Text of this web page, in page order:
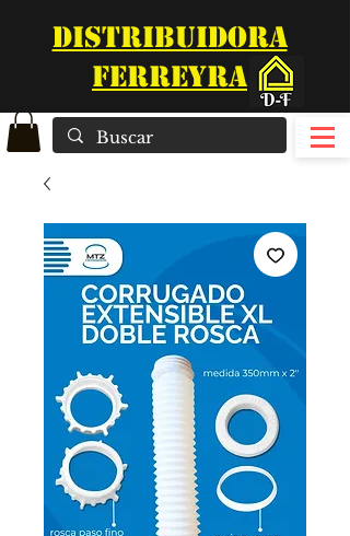
DISTRIBUIDORA
FERREYRA